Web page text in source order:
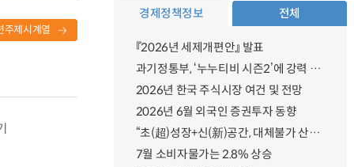
주제시계열
경제정책정보 전체
『2026년 세제개편안』 발표
과기정통부, ‘누누티비 시즌2’에 강력 대응 의지 밝혀
2026년 한국 주식시장 여건 및 전망
2026년 6월 외국인 증권투자 동향
“초(超)성장+신(新)공간, 대체불가 산업강국”
7월 소비자물가는 2.8% 상승